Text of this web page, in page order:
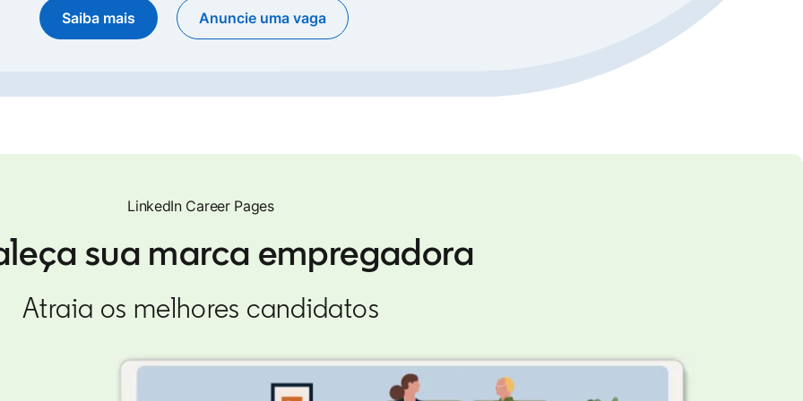
Saiba mais Anuncie uma vaga
opens in a new tab
LinkedIn Career Pages
sua marca empregadora
Atraia os melhores candidatos